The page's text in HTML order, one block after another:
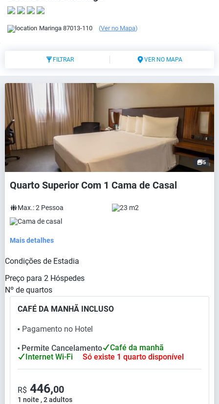
Maringa 87013-110 (Ver no Mapa)
FILTRAR VER NO MAPA
5
Quarto Superior Com 1 Cama de Casal
Max.:2 Pessoa
23 m2
Cama de casal
Mais detalhes
Condições de Estadia
Preço para 2 Hóspedes
Nº de quartos
CAFÉ DA MANHÃ INCLUSO
⬤ Pagamento no Hotel
⬤ Permite Cancelamento
Café da manhã
Internet Wi-Fi
Só existe 1 quarto disponível
1 noite , 2 adultos
R$ 446,00